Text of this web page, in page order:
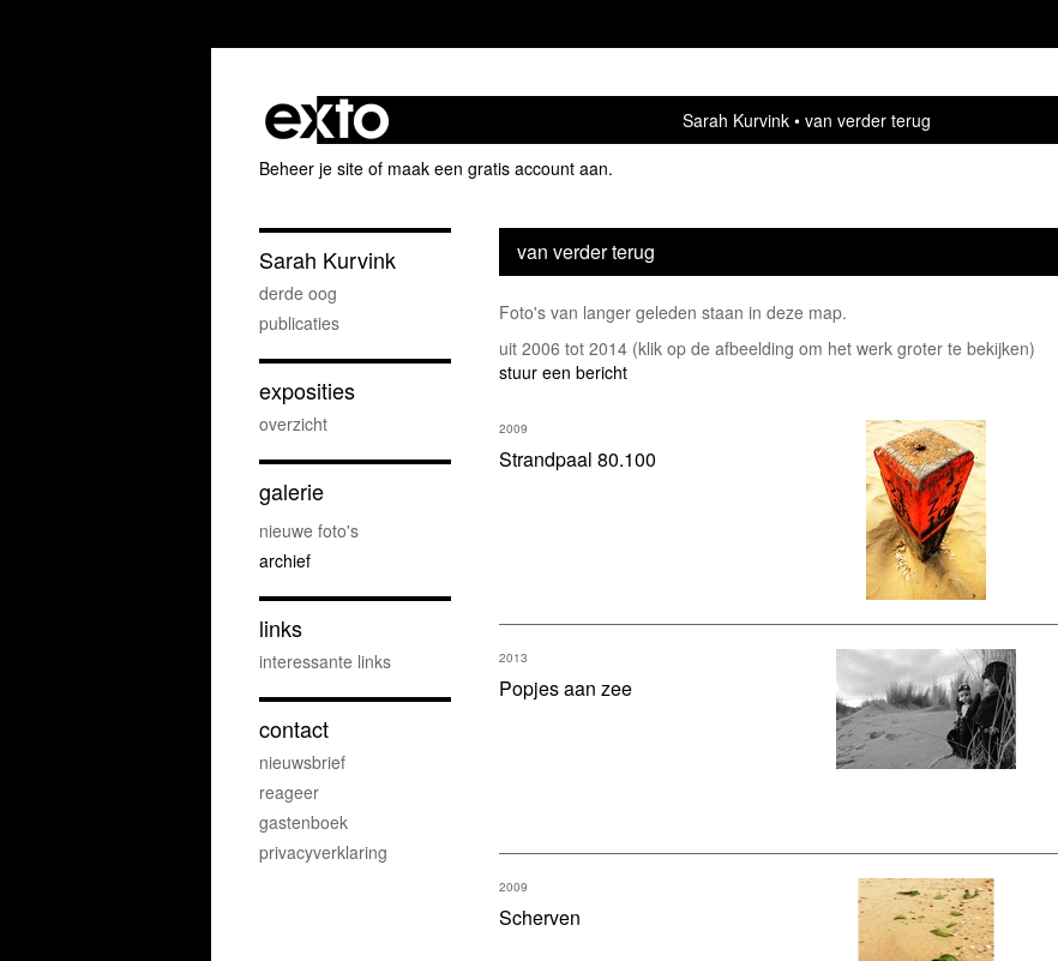
Sarah Kurvink
van verder terug
Beheer je site of maak een gratis account aan.
van verder terug
Foto's van langer geleden staan in deze map.
uit 2006 tot 2014 (klik op de afbeelding om het werk groter te bekijken)
stuur een bericht
Strandpaal 80.100
2009
Popjes aan zee
2013
Scherven
2009
Sarah Kurvink
derde oog
publicaties
exposities
overzicht
galerie
nieuwe foto's
archief
links
interessante links
contact
nieuwsbrief
reageer
gastenboek
privacyverklaring